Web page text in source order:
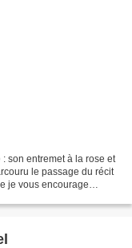
son entremet à la rose et
le passage du récit
je vous encourage